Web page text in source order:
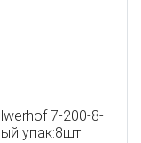
7-200-8-
упак:8шт